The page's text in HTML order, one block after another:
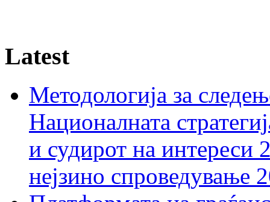
Latest
Методологија за
Националната
и судирот на интереси
нејзино спроведување